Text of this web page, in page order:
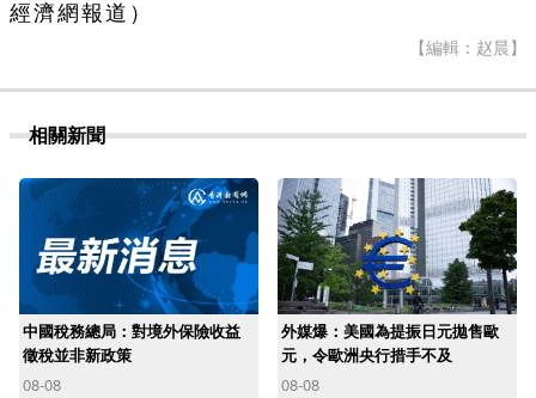
經濟網報道）
【編輯：赵晨】
相關新聞
中國稅務總局：對境外保險收益
徵稅並非新政策
08-08
外媒爆：美國為提振日元拋售歐
元，令歐洲央行措手不及
08-08